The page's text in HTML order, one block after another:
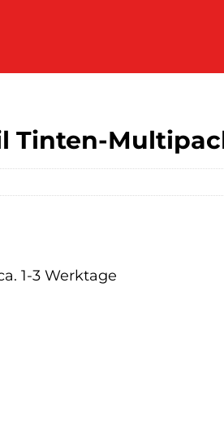
Tinten-
1-3 Werktage